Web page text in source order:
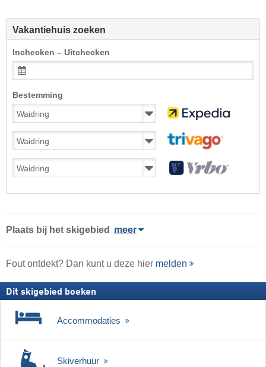
Vakantiehuis zoeken
Inchecken – Uitchecken
Bestemming
Plaats bij het skigebied meer
Fout ontdekt? Dan kunt u deze hier melden
Dit skigebied boeken
Accommodaties
Skiverhuur